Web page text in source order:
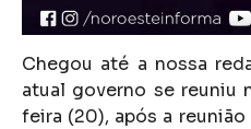
Chegou até a nossa
atual governo se reuniu
feira (20), após a reunião